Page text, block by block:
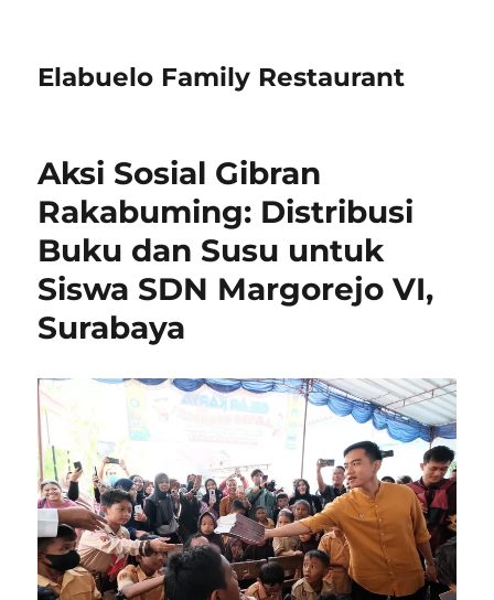
Elabuelo Family Restaurant
Aksi Sosial Gibran
Rakabuming: Distribusi
Buku dan Susu untuk
Siswa SDN Margorejo VI,
Surabaya